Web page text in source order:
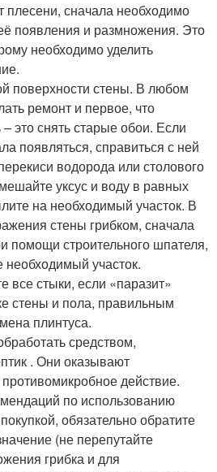
плесени, сначала необходимо
появления и размножения. Это
необходимо уделить
поверхности стены. В любом
ремонт и первое, что
это снять старые обои. Если
появляться, справиться с ней
водорода или столового
уксус и воду в равных
на необходимый участок. В
стены грибком, сначала
помощи строительного шпателя,
необходимый участок.
все стыки, если «паразит»
стены и пола, правильным
плинтуса.
средством,
. Они оказывают
действие.
по использованию
обязательно обратите
(не перепутайте
грибка и для